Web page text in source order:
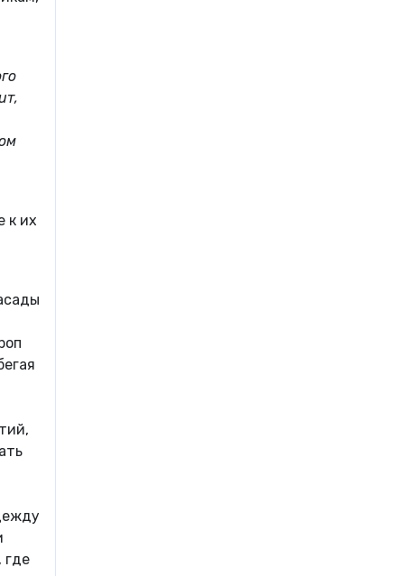
к их
где